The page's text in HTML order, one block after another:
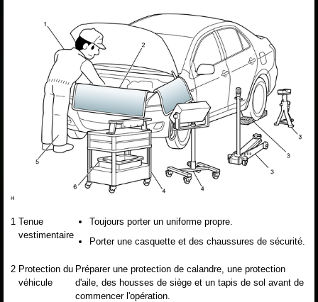
1 Tenue
vestimentaire
Toujours porter un uniforme propre.
Porter une casquette et des chaussures de sécurité.
2 Protection du
véhicule
Préparer une protection de calandre, une protection
d'aile, des housses de siège et un tapis de sol avant de
commencer l'opération.